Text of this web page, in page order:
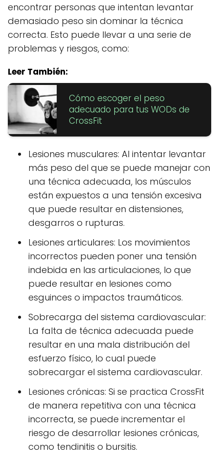
encontrar personas que intentan levantar
demasiado peso sin dominar la técnica
correcta. Esto puede llevar a una serie de
problemas y riesgos, como:
Leer También:
Cómo escoger el peso
adecuado para tus WODs de
CrossFit
Lesiones musculares: Al intentar levantar
más peso del que se puede manejar con
una técnica adecuada, los músculos
están expuestos a una tensión excesiva
que puede resultar en distensiones,
desgarros o rupturas.
Lesiones articulares: Los movimientos
incorrectos pueden poner una tensión
indebida en las articulaciones, lo que
puede resultar en lesiones como
esguinces o impactos traumáticos.
Sobrecarga del sistema cardiovascular:
La falta de técnica adecuada puede
resultar en una mala distribución del
esfuerzo físico, lo cual puede
sobrecargar el sistema cardiovascular.
Lesiones crónicas: Si se practica CrossFit
de manera repetitiva con una técnica
incorrecta, se puede incrementar el
riesgo de desarrollar lesiones crónicas,
como tendinitis o bursitis.